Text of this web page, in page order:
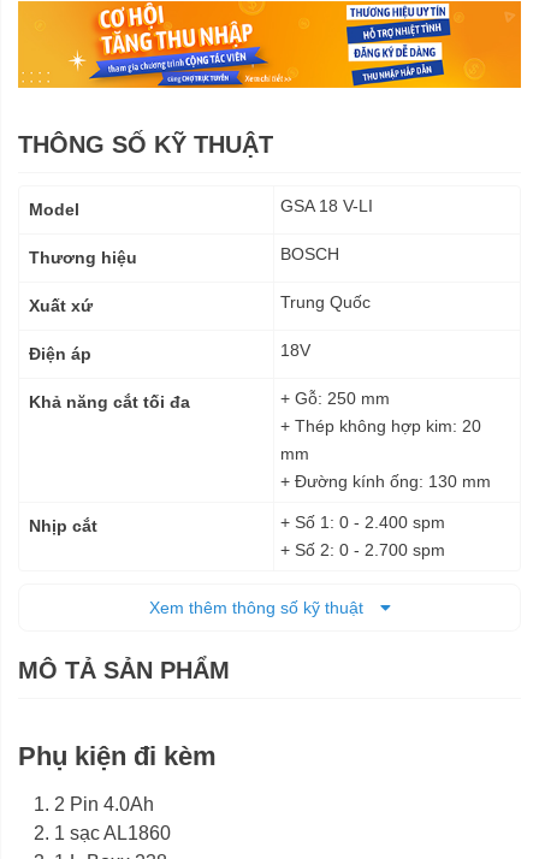
THÔNG SỐ KỸ THUẬT
kỹ
Model GSA 18 V-LI
Thương hiệu BOSCH
Xuất xứ Trung Quốc
Điện áp 18V
Khả năng cắt tối đa
+ Gỗ: 250 mm
+ Thép không hợp kim: 20
mm
+ Đường kính ống: 130 mm
Nhịp cắt
+ Số 1: 0 - 2.400 spm
+ Số 2: 0 - 2.700 spm
Xem thêm thông số kỹ thuật
MÔ TẢ SẢN PHẨM
Phụ kiện đi kèm
2 Pin 4.0Ah
1 sạc AL1860